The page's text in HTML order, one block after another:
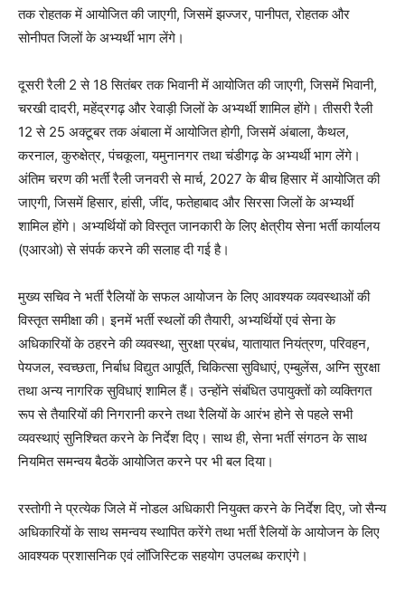
तक रोहतक में आयोजित की जाएगी, जिसमें झज्जर, पानीपत, रोहतक और
सोनीपत जिलों के अभ्यर्थी भाग लेंगे।
दूसरी रैली 2 से 18 सितंबर तक भिवानी में आयोजित की जाएगी, जिसमें भिवानी,
चरखी दादरी, महेंद्रगढ़ और रेवाड़ी जिलों के अभ्यर्थी शामिल होंगे। तीसरी रैली
12 से 25 अक्टूबर तक अंबाला में आयोजित होगी, जिसमें अंबाला, कैथल,
करनाल, कुरुक्षेत्र, पंचकूला, यमुनानगर तथा चंडीगढ़ के अभ्यर्थी भाग लेंगे।
अंतिम चरण की भर्ती रैली जनवरी से मार्च, 2027 के बीच हिसार में आयोजित की
जाएगी, जिसमें हिसार, हांसी, जींद, फतेहाबाद और सिरसा जिलों के अभ्यर्थी
शामिल होंगे। अभ्यर्थियों को विस्तृत जानकारी के लिए क्षेत्रीय सेना भर्ती कार्यालय
(एआरओ) से संपर्क करने की सलाह दी गई है।
मुख्य सचिव ने भर्ती रैलियों के सफल आयोजन के लिए आवश्यक व्यवस्थाओं की
विस्तृत समीक्षा की। इनमें भर्ती स्थलों की तैयारी, अभ्यर्थियों एवं सेना के
अधिकारियों के ठहरने की व्यवस्था, सुरक्षा प्रबंध, यातायात नियंत्रण, परिवहन,
पेयजल, स्वच्छता, निर्बाध विद्युत आपूर्ति, चिकित्सा सुविधाएं, एम्बुलेंस, अग्नि सुरक्षा
तथा अन्य नागरिक सुविधाएं शामिल हैं। उन्होंने संबंधित उपायुक्तों को व्यक्तिगत
रूप से तैयारियों की निगरानी करने तथा रैलियों के आरंभ होने से पहले सभी
व्यवस्थाएं सुनिश्चित करने के निर्देश दिए। साथ ही, सेना भर्ती संगठन के साथ
नियमित समन्वय बैठकें आयोजित करने पर भी बल दिया।
रस्तोगी ने प्रत्येक जिले में नोडल अधिकारी नियुक्त करने के निर्देश दिए, जो सैन्य
अधिकारियों के साथ समन्वय स्थापित करेंगे तथा भर्ती रैलियों के आयोजन के लिए
आवश्यक प्रशासनिक एवं लॉजिस्टिक सहयोग उपलब्ध कराएंगे।